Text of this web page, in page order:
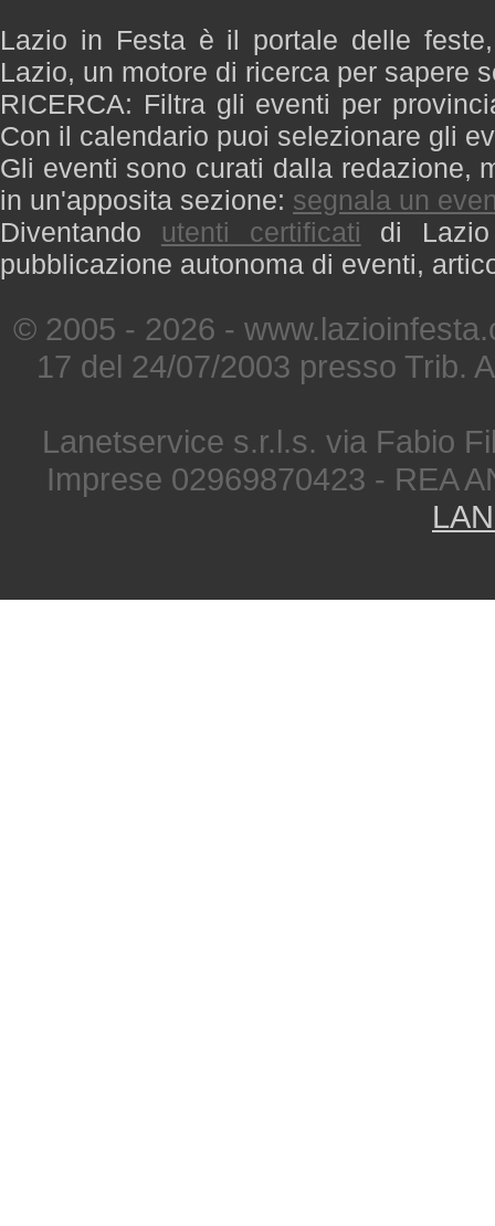
Lazio in Festa è il portale delle
Lazio, un motore di ricerca per sapere
RICERCA: Filtra gli eventi per
Con il calendario puoi selezionare gli
Gli eventi sono curati dalla redazione,
in un'apposita sezione: segnala un
Diventando utenti certificati di
pubblicazione autonoma di eventi,
© 2005 - 2026 -
17 del 24/07/2003 presso Trib.
Lanetservice s.r.l.s. via Fabio
Imprese 02969870423 - REA